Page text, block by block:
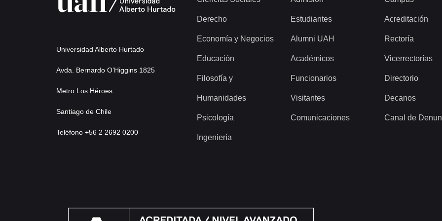
Universidad Alberto Hurtado
Avda. Bernardo O’Higgins 1825
Metro Los Héroes
Santiago de Chile
Teléfono +56 2 2692 0200
Derecho
Economía y Negocios
Educación
Filosofía y
Humanidades
Psicología
Ingeniería
Estudiantes
Alumni UAH
Académicos
Funcionarios
Visitantes
Comunicaciones
Acreditación
Rectoría
Vicerrectorías
Directorio
Decanos
Canal de